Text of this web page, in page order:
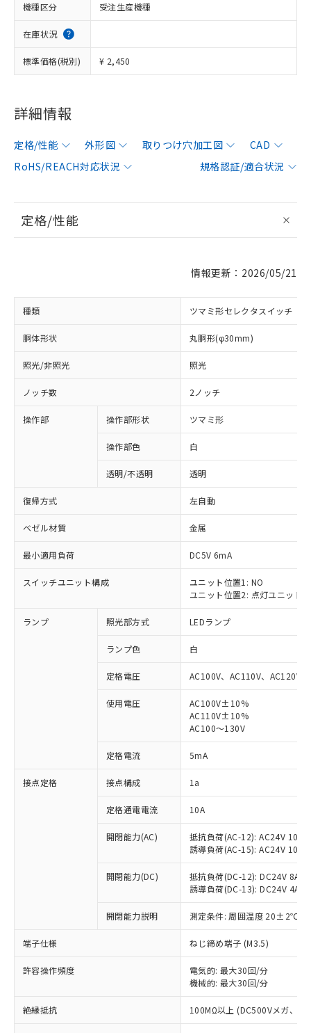
機種区分 受注生産機種
在庫状況
標準価格(税別) ¥ 2,450
詳細情報
定格/性能 外形図 取りつけ穴加工図
CAD
RoHS/REACH対応状況
規格認証/適合状況
定格/性能
情報更新：2026/05/21
種類 ツマミ形セレクタスイッチ
胴体形状 丸胴形(φ30mm)
照光/非照光 照光
ノッチ数 2ノッチ
操作部 操作部形状 ツマミ形
操作部色 白
透明/不透明 透明
復帰方式 左自動
ベゼル材質 金属
最小適用負荷 DC5V 6mA
スイッチユニット構成
ユニット位置1: NO
ユニット位置2: 点灯ユニット
ランプ 照光部方式 LEDランプ
ランプ色 白
定格電圧 AC100V、AC110V、AC120V
使用電圧
AC100V±10%
AC110V±10%
AC100～130V
定格電流 5mA
接点定格 接点構成 1a
定格通電電流 10A
開閉能力(AC)
抵抗負荷(AC-12): AC24V 10A/
誘導負荷(AC-15): AC24V
開閉能力(DC)
抵抗負荷(DC-12): DC24V 8A/
誘導負荷(DC-13): DC24V 4A/
開閉能力説明 測定条件: 周囲温度 20±2℃、
端子仕様 ねじ締め端子 (M3.5)
許容操作頻度
電気的: 最大30回/分
機械的: 最大30回/分
絶縁抵抗 100MΩ以上 (DC500Vメガ、点
ご利用条件
以下の条件をお読みいただき、同意のうえ
本サービスは、当社制御機器事業取扱
商品の当社在庫状況および標準価格
(税抜)を提供させていただくもので
当社制御機器事業取扱商品の中には、
本サービスの対象外となる商品もある
在庫状況および標準価格照会結果は、
記載している更新日時点での社内デー
タに基づき作成されるものであり、閲
覧された時点での実際の在庫および標
※1 対応状況
対応済み：EU RoHS指令（10物質）の
非含有に対応した製品が提供可能な商品で
対応予定：EU RoHS指令（10物質）の非含
有に対応した製品に切り替える予定のある
対応予定なし：EU RoHS指令（10物質）の
非含有に非対応の商品で、対応品を出す予
調査・確認中：EU RoHS指令（10物質）の
非含有の対応状況を調査中または確認中の
非該当品：ライセンス料など無形物で、有
害物質有無と関係のない商品です。
仕入先様の事情により、非含有部品として
いたものが、含有品と判明した場合などや
むを得ず変更することがあります。
鉛(Pb) 1000ppm以下、 水銀(Hg) 1000ppm以下、 カド
※1 中国RoHS○×表
「○」：最大均質材料含有率が中国RoHSの
基準値以下であることを示します。
「×」：最大均質材料含有率が中国RoHSの
基準値を超えていることを示します。
「－」：未確認です。当社販売部門へお問
*中国RoHS10物質の基準値 (GB/T26572)：
Pb(鉛) :1000ppm、 Hg(水銀) : 1000ppm、 Cd(カドミウ
当社は、これら貴社製品のうち、外国
為替および外国貿易法に定める商品
（以下｢規制貨物等」という）を輸出
国政府の輸出許可(または役務取引許